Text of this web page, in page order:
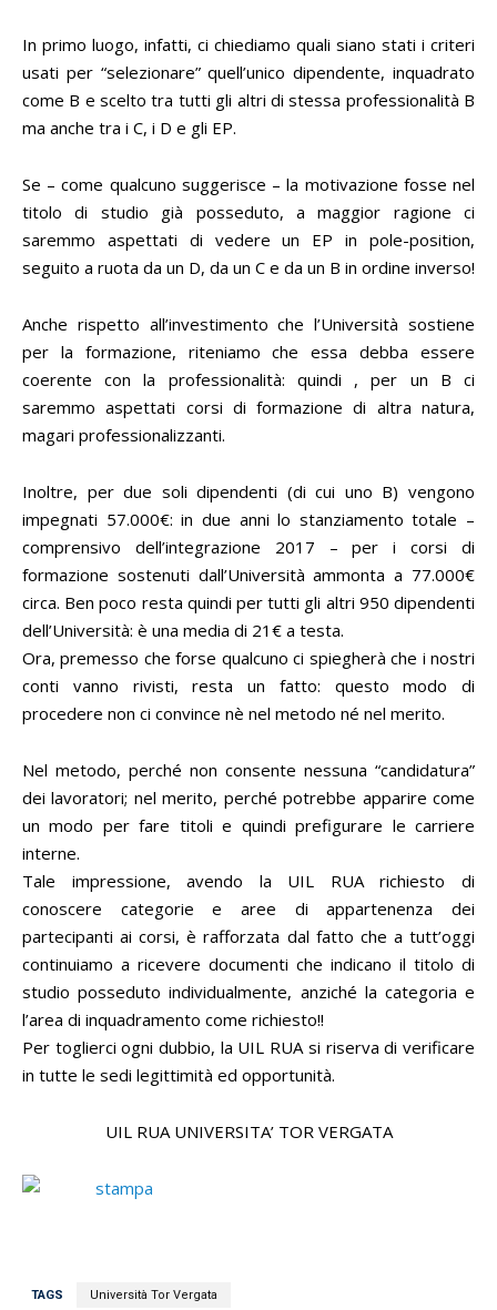
In primo luogo, infatti, ci chiediamo quali siano stati i criteri
usati per “selezionare” quell’unico dipendente, inquadrato
come B e scelto tra tutti gli altri di stessa professionalità B
ma anche tra i C, i D e gli EP.
Se – come qualcuno suggerisce – la motivazione fosse nel
titolo di studio già posseduto, a maggior ragione ci
saremmo aspettati di vedere un EP in pole-position,
seguito a ruota da un D, da un C e da un B in ordine inverso!
Anche rispetto all’investimento che l’Università sostiene
per la formazione, riteniamo che essa debba essere
coerente con la professionalità: quindi , per un B ci
saremmo aspettati corsi di formazione di altra natura,
magari professionalizzanti.
Inoltre, per due soli dipendenti (di cui uno B) vengono
impegnati 57.000€: in due anni lo stanziamento totale –
comprensivo dell’integrazione 2017 – per i corsi di
formazione sostenuti dall’Università ammonta a 77.000€
circa. Ben poco resta quindi per tutti gli altri 950 dipendenti
dell’Università: è una media di 21€ a testa.
Ora, premesso che forse qualcuno ci spiegherà che i nostri
conti vanno rivisti, resta un fatto: questo modo di
procedere non ci convince nè nel metodo né nel merito.
Nel metodo, perché non consente nessuna “candidatura”
dei lavoratori; nel merito, perché potrebbe apparire come
un modo per fare titoli e quindi prefigurare le carriere
interne.
Tale impressione, avendo la UIL RUA richiesto di
conoscere categorie e aree di appartenenza dei
partecipanti ai corsi, è rafforzata dal fatto che a tutt’oggi
continuiamo a ricevere documenti che indicano il titolo di
studio posseduto individualmente, anziché la categoria e
l’area di inquadramento come richiesto!!
Per toglierci ogni dubbio, la UIL RUA si riserva di verificare
in tutte le sedi legittimità ed opportunità.
UIL RUA UNIVERSITA’ TOR VERGATA
TAGS Università Tor Vergata